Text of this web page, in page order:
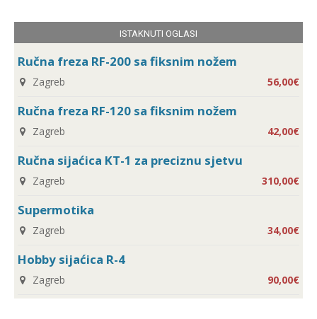
ISTAKNUTI OGLASI
Ručna freza RF-200 sa fiksnim nožem
Zagreb 56,00€
Ručna freza RF-120 sa fiksnim nožem
Zagreb 42,00€
Ručna sijaćica KT-1 za preciznu sjetvu
Zagreb 310,00€
Supermotika
Zagreb 34,00€
Hobby sijaćica R-4
Zagreb 90,00€